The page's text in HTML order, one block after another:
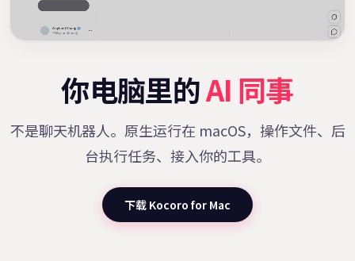
你电脑里的AI 同事
不是聊天机器人。原生运行在 macOS，操作文件、后
台执行任务、接入你的工具。
下载 Kocoro for Mac